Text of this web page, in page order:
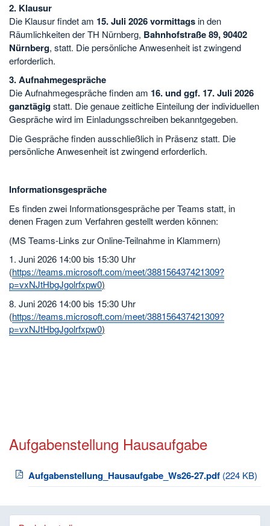
2. Klausur
Die Klausur findet am 15. Juli 2026 vormittagsin den
Räumlichkeiten der TH Nürnberg, Bahnhofstraße 89, 90402
Nürnberg, statt. Die persönliche Anwesenheit ist zwingend
erforderlich.
3. Aufnahmegespräche
Die Aufnahmegespräche finden am 16. und ggf. 17. Juli 2026
ganztägigstatt. Die genaue zeitliche Einteilung der individuellen
Gespräche wird im Einladungsschreiben bekanntgegeben.
Die Gespräche finden ausschließlich in Präsenz statt. Die
persönliche Anwesenheit ist zwingend erforderlich.
Informationsgespräche
Es finden zwei Informationsgespräche per Teams statt, in
denen Fragen zum Verfahren gestellt werden können:
(MS Teams-Links zur Online-Teilnahme in Klammern)
1. Juni 2026 14:00 bis 15:30 Uhr
(https://teams.microsoft.com/meet/388156437421309?
p=vxNJtHbgJgolrfxpw0)
8. Juni 2026 14:00 bis 15:30 Uhr
(https://teams.microsoft.com/meet/388156437421309?
p=vxNJtHbgJgolrfxpw0)
Aufgabenstellung Hausaufgabe
Aufgabenstellung_Hausaufgabe_Ws26-27.pdf (224 KB)